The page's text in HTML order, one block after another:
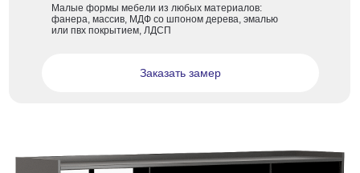
Заказать замер
Малые формы мебели из любых материалов:
фанера, массив, МДФ со шпоном дерева, эмалью
или пвх покрытием, ЛДСП